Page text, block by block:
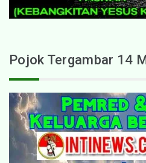
Pojok Tergambar 14